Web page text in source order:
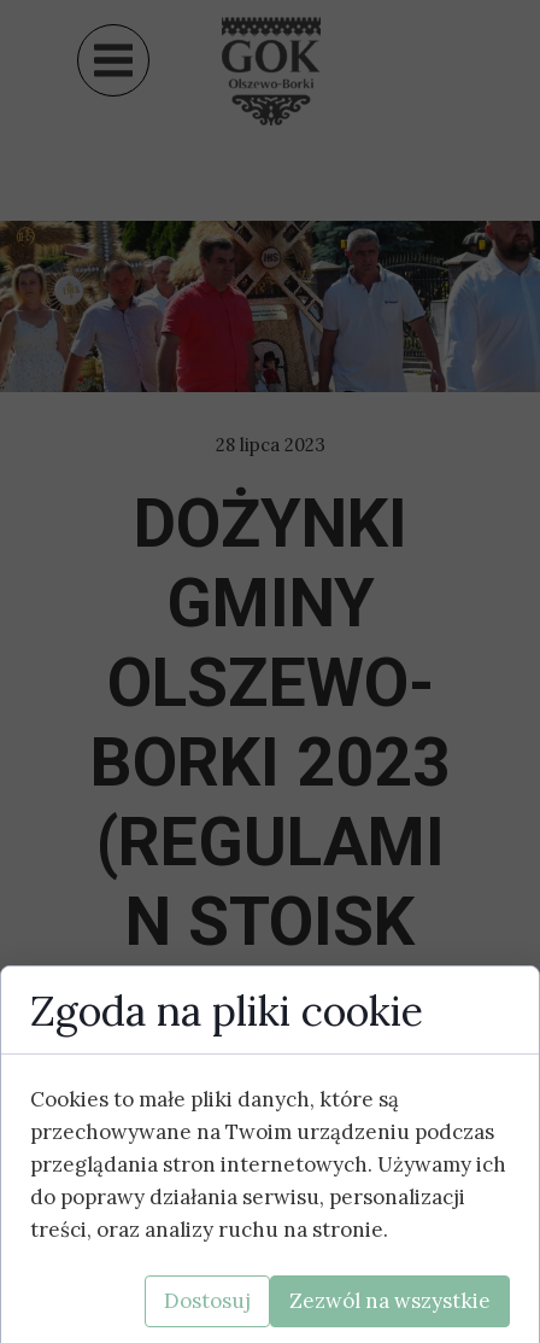
28 lipca 2023
DOŻYNKI
GMINY
OLSZEWO-
BORKI 2023
(REGULAMI
N STOISK
HANDLOWY
CH I
WYSTAWIE
NNICZYCH)
Zgoda na pliki cookie
Cookies to małe pliki danych, które są
przechowywane na Twoim urządzeniu podczas
przeglądania stron internetowych. Używamy ich
do poprawy działania serwisu, personalizacji
treści, oraz analizy ruchu na stronie.
Dostosuj Zezwól na wszystkie